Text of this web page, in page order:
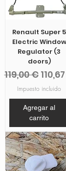
Renault Super 5
Electric Window
Regulator (3
doors)
Precio
119,00 €
Impuesto incluido
Agregar al
carrito